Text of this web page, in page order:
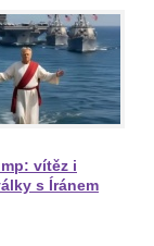
vítěz i
s Íránem